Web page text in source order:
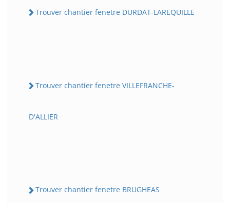
Trouver chantier fenetre DURDAT-LAREQUILLE
Trouver chantier fenetre VILLEFRANCHE-
D'ALLIER
Trouver chantier fenetre BRUGHEAS